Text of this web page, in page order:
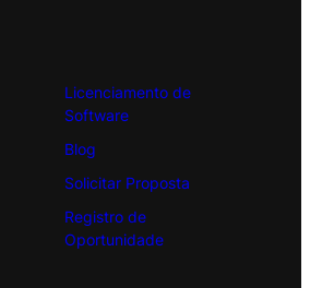
Licenciamento de
Software
Blog
Solicitar Proposta
Registro de
Oportunidade